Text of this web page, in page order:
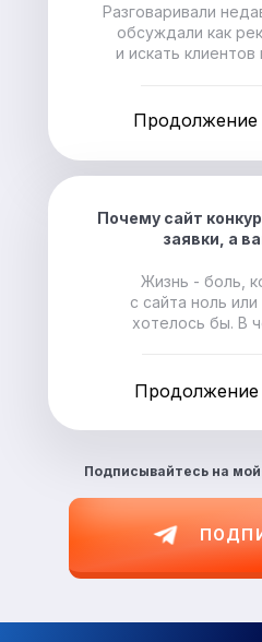
Подписывайтесь на мой
Разговаривали
обсуждали как
и искать клиентов
Продолжение
Почему сайт
заявки, а
Жизнь - боль,
с сайта ноль
хотелось бы. В
Продолжение